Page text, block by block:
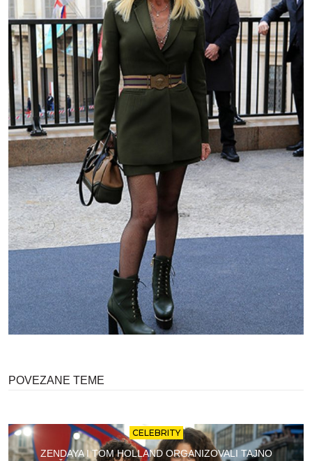
POVEZANE TEME
CELEBRITY
ZENDAYA I TOM HOLLAND ORGANIZOVALI TAJNO